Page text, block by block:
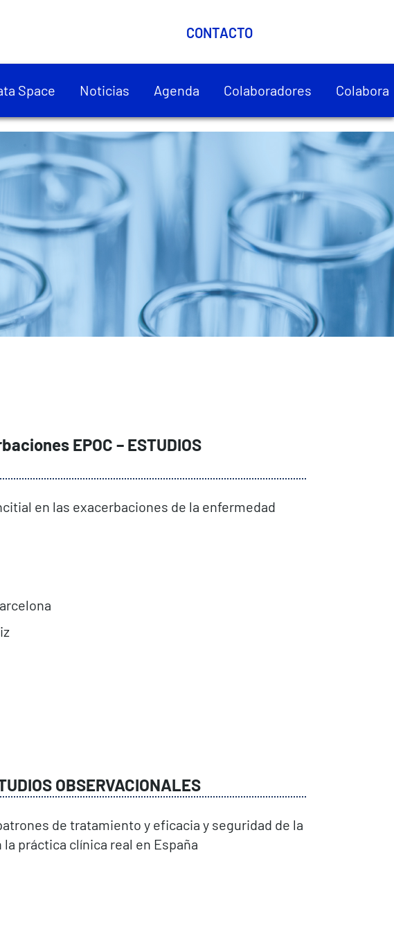
CONTACTO
Space Noticias Agenda Colaboradores Colabora
EPOC – ESTUDIOS
en las exacerbaciones de la enfermedad
OBSERVACIONALES
de tratamiento y eficacia y seguridad de la
práctica clínica real en España